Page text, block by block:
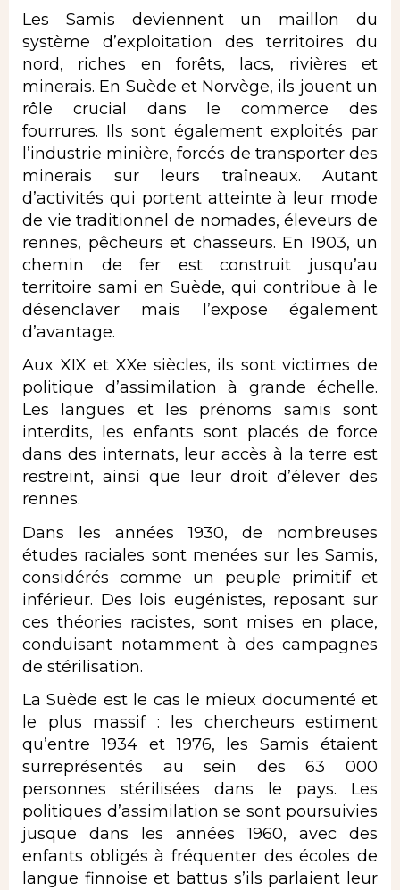
Les Samis deviennent un maillon du
système d’exploitation des territoires du
nord, riches en forêts, lacs, rivières et
minerais. En Suède et Norvège, ils jouent un
rôle crucial dans le commerce des
fourrures. Ils sont également exploités par
l’industrie minière, forcés de transporter des
minerais sur leurs traîneaux. Autant
d’activités qui portent atteinte à leur mode
de vie traditionnel de nomades, éleveurs de
rennes, pêcheurs et chasseurs. En 1903, un
chemin de fer est construit jusqu’au
territoire sami en Suède, qui contribue à le
désenclaver mais l’expose également
d’avantage.
Aux XIX et XXe siècles, ils sont victimes de
politique d’assimilation à grande échelle.
Les langues et les prénoms samis sont
interdits, les enfants sont placés de force
dans des internats, leur accès à la terre est
restreint, ainsi que leur droit d’élever des
rennes.
Dans les années 1930, de nombreuses
études raciales sont menées sur les Samis,
considérés comme un peuple primitif et
inférieur. Des lois eugénistes, reposant sur
ces théories racistes, sont mises en place,
conduisant notamment à des campagnes
de stérilisation.
La Suède est le cas le mieux documenté et
le plus massif : les chercheurs estiment
qu’entre 1934 et 1976, les Samis étaient
surreprésentés au sein des 63 000
personnes stérilisées dans le pays. Les
politiques d’assimilation se sont poursuivies
jusque dans les années 1960, avec des
enfants obligés à fréquenter des écoles de
langue finnoise et battus s’ils parlaient leur